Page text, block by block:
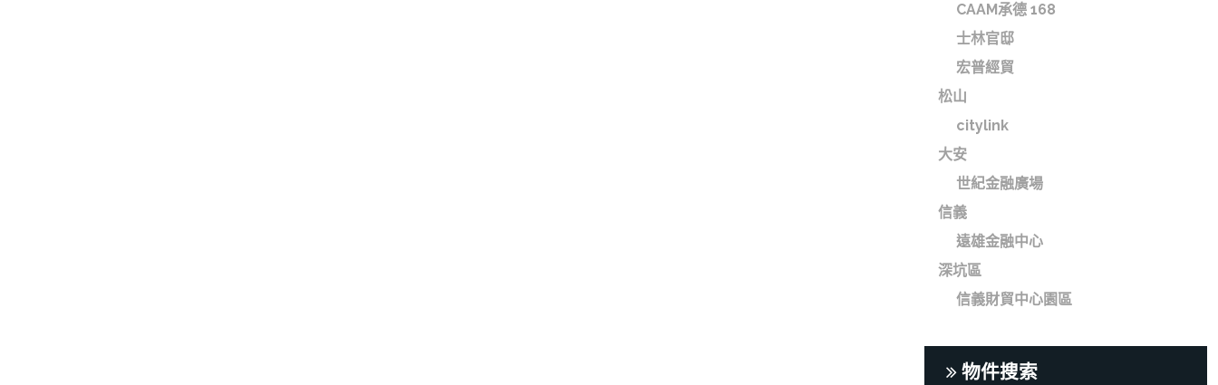
CAAM承德 168
士林官邸
宏普經貿
松山
citylink
大安
世紀金融廣場
信義
遠雄金融中心
深坑區
信義財貿中心園區
物件搜索